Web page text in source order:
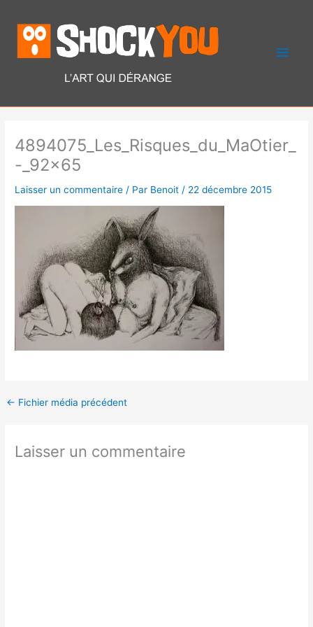
contenu
4894075_Les_Risques_du_MaOtier_
-_92x65
Laisser un commentaire / Par Benoit / 22 décembre 2015
← Fichier média précédent
Laisser un commentaire